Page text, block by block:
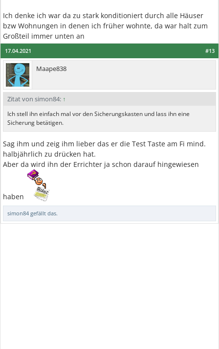
Ich denke ich war da zu stark konditioniert durch alle Häuser
bzw Wohnungen in denen ich früher wohnte, da war halt zum
Großteil immer unten an
#13
17.04.2021
Maape838
Zitat von simon84: ↑
Ich stell ihn einfach mal vor den Sicherungskasten und lass ihn eine
Sicherung betätigen.
Sag ihm und zeig ihm lieber das er die Test Taste am Fi mind.
halbjährlich zu drücken hat.
Aber da wird ihn der Errichter ja schon darauf hingewiesen
haben
simon84 gefällt das.